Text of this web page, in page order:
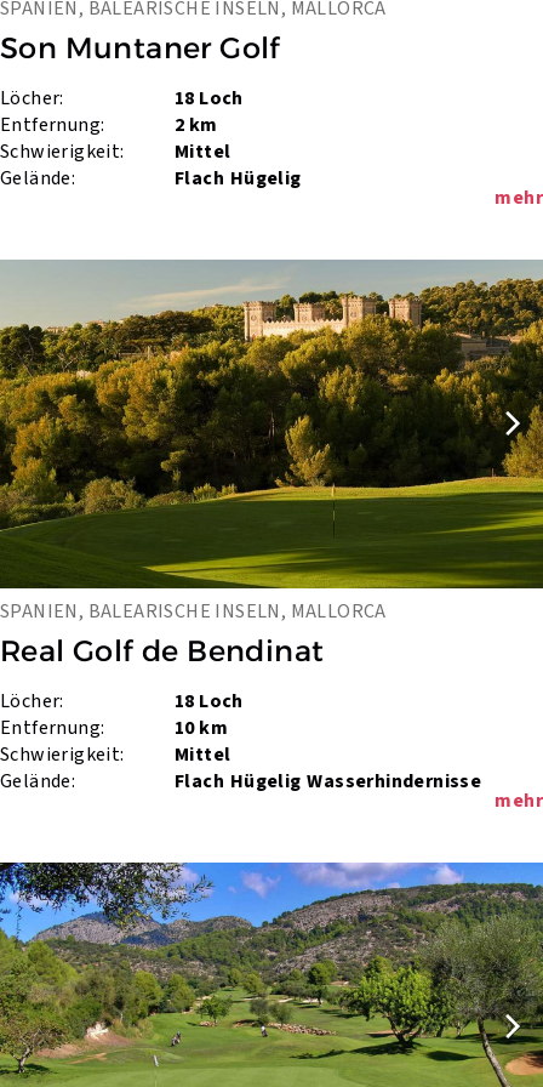
SPANIEN, BALEARISCHE INSELN, MALLORCA
Son Muntaner Golf
Löcher:
18 Loch
Entfernung:
2 km
Schwierigkeit:
Mittel
Gelände:
Flach Hügelig
mehr
SPANIEN, BALEARISCHE INSELN, MALLORCA
Real Golf de Bendinat
Löcher:
18 Loch
Entfernung:
10 km
Schwierigkeit:
Mittel
Gelände:
Flach Hügelig Wasserhindernisse
mehr